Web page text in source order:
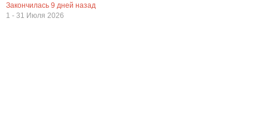
Закончилась 9 дней назад
1 - 31 Июля 2026